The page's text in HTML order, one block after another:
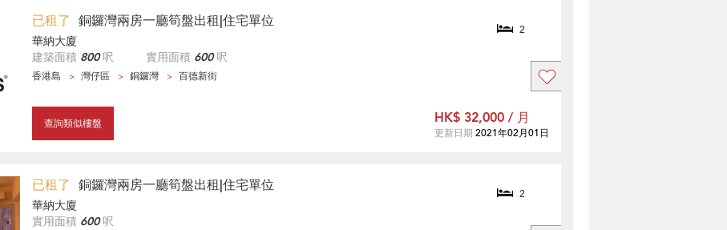
已租了 銅鑼灣兩房一廳筍盤出租|住宅單位 2
華納大廈
建築面積 800呎 實用面積 600呎
香港島 灣仔區 銅鑼灣 百德新街
查詢類似樓盤 HK$ 32,000 / 月
更新日期 2021年02月01日
已租了 銅鑼灣兩房一廳筍盤出租|住宅單位 2
華納大廈
實用面積 600呎